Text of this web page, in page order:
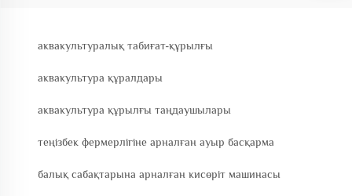
аквакультуралық табиғат-құрылғы
аквакультура құралдары
аквакультура құрылғы таңдаушылары
теңізбек фермерлігіне арналған ауыр басқарма
балық сабақтарына арналған кисөріт машинасы